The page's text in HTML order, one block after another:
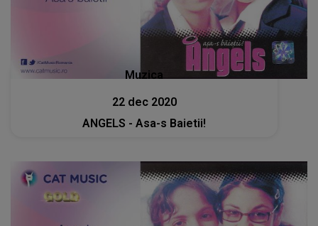
Muzica
22 dec 2020
ANGELS - Asa-s Baietii!